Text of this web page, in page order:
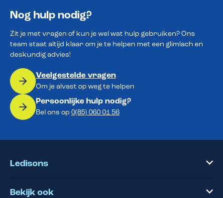
Nog hulp nodig?
Zit je met vragen of kun je wel wat hulp gebruiken? Ons
team staat altijd klaar om je te helpen met een glimlach en
deskundig advies!
Veelgestelde vragen
Om je alvast op weg te helpen
Persoonlijke hulp nodig?
Bel ons op 0(85) 060 01 56
Ledisons
Bekijk ook